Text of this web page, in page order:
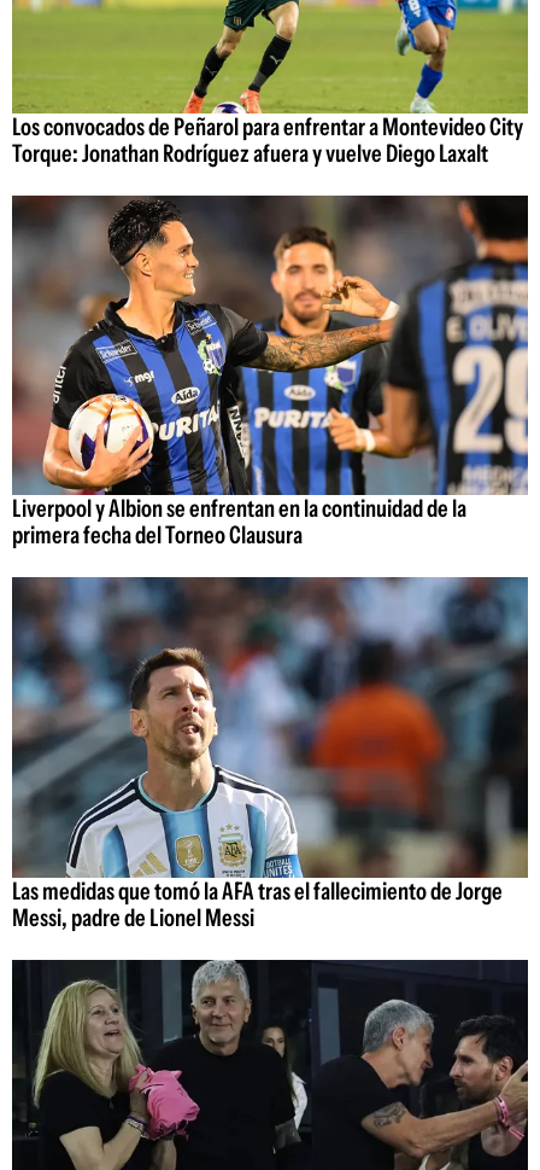
Los convocados de Peñarol para enfrentar a Montevideo City
Torque: Jonathan Rodríguez afuera y vuelve Diego Laxalt
Liverpool y Albion se enfrentan en la continuidad de la
primera fecha del Torneo Clausura
Las medidas que tomó la AFA tras el fallecimiento de Jorge
Messi, padre de Lionel Messi